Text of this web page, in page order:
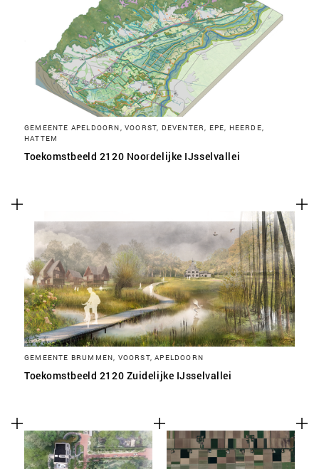
GEMEENTE APELDOORN, VOORST, DEVENTER, EPE, HEERDE,
HATTEM
Toekomstbeeld 2120 Noordelijke IJsselvallei
GEMEENTE BRUMMEN, VOORST, APELDOORN
Toekomstbeeld 2120 Zuidelijke IJsselvallei
SLA VOORKEUREN OP